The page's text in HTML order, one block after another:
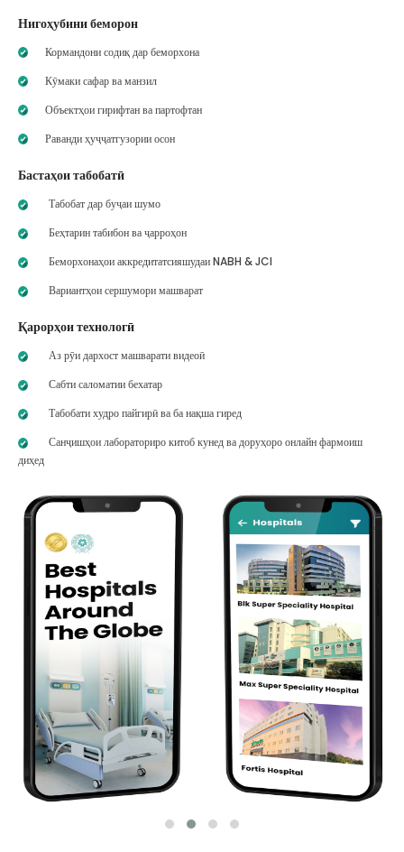
Нигоҳубини беморон
Кормандони содиқ дар беморхона
Кӯмаки сафар ва манзил
Объектҳои гирифтан ва партофтан
Раванди ҳуҷҷатгузории осон
Бастаҳои табобатӣ
Табобат дар буҷаи шумо
Беҳтарин табибон ва ҷарроҳон
Беморхонаҳои аккредитатсияшудаи NABH & JCI
Вариантҳои сершумори машварат
Қарорҳои технологӣ
Аз рӯи дархост машварати видеоӣ
Сабти саломатии бехатар
Табобати худро пайгирӣ ва ба нақша гиред
Санҷишҳои лабораториро китоб кунед ва доруҳоро онлайн фармоиш
диҳед